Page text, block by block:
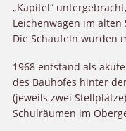
„Kapitel“
Leichenwagen im
Die Schaufeln wurden
1968 entstand als
des Bauhofes hinter
(jeweils zwei
Schulräumen im